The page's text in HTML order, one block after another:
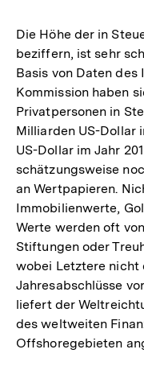
Die Höhe der in
beziffern, ist sehr
Basis von Daten des
Kommission haben
Privatpersonen in
Milliarden US-Dollar
US-Dollar im Jahr
schätzungsweise
an Wertpapieren.
Immobilienwerte,
Werte werden oft
Stiftungen oder
wobei Letztere nicht
Jahresabschlüsse
liefert der
des weltweiten
Offshoregebieten